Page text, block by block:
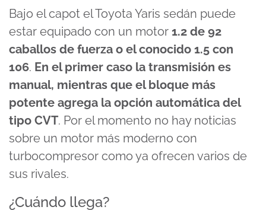
Bajo el capot el Toyota Yaris sedán puede
estar equipado con un motor 1.2 de 92
caballos de fuerza o el conocido 1.5 con
106. En el primer caso la transmisión es
manual, mientras que el bloque más
potente agrega la opción automática del
tipo CVT. Por el momento no hay noticias
sobre un motor más moderno con
turbocompresor como ya ofrecen varios de
sus rivales.
¿Cuándo llega?